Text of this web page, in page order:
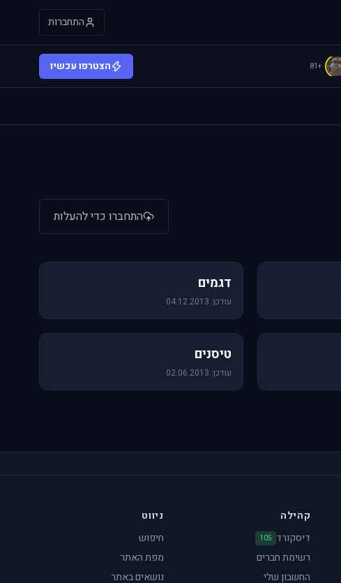
התחברות
+81 הצטרפו עכשיו
התחברו כדי להעלות
דגמים
עודכן: 04.12.2013
טיסנים
עודכן: 02.06.2013
קהילה
דיסקורד 105
רשימת חברים
החשבון שלי
ניווט
חיפוש
מפת האתר
נושאים באתר